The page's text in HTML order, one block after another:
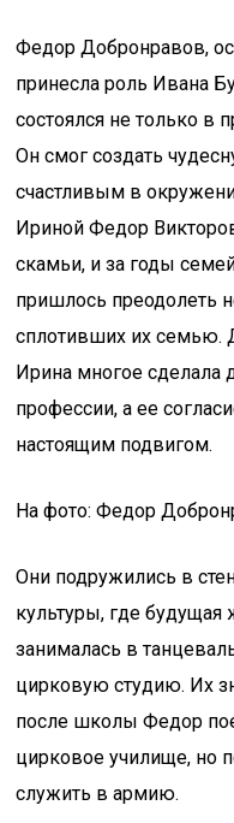
Федор Добронравов,
принесла роль Ивана
состоялся не только в
Он смог создать
счастливым в
Ириной Федор
скамьи, и за годы
пришлось преодолеть
сплотивших их семью.
Ирина многое сделала
профессии, а ее
настоящим подвигом.
На фото: Федор
Они подружились в
культуры, где
занималась в
цирковую студию. Их
после школы Федор
цирковое училище, но
служить в армию.